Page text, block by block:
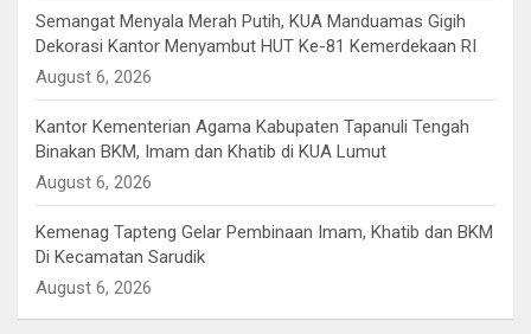
Semangat Menyala Merah Putih, KUA Manduamas Gigih
Dekorasi Kantor Menyambut HUT Ke-81 Kemerdekaan RI
August 6, 2026
Kantor Kementerian Agama Kabupaten Tapanuli Tengah
Binakan BKM, Imam dan Khatib di KUA Lumut
August 6, 2026
Kemenag Tapteng Gelar ‎Pembinaan Imam, Khatib dan BKM
‎Di Kecamatan Sarudik
August 6, 2026